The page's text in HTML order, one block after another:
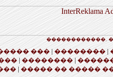
������������.
���|��������|
| ��������|
| ����� �� �����